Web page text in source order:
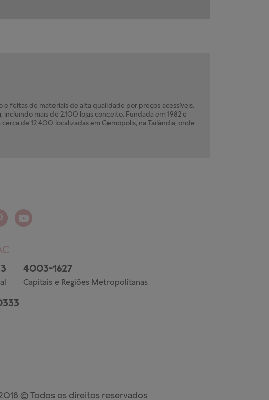
feitas de materiais de alta qualidade por preços acessíveis.
mais de 2.100 lojas conceito. Fundada em 1982 e
de 12.400 localizadas em Gemópolis, na Tailândia, onde
4003-1627
Capitais e Regiões Metropolitanas
© Todos os direitos reservados